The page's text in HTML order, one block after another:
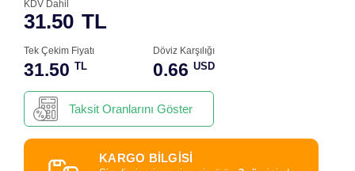
31.50 TL
KDV Dahil
Tek Çekim Fiyatı
31.50 TL
Döviz Karşılığı
0.66 USD
Taksit Oranlarını Göster
KARGO BİLGİSİ